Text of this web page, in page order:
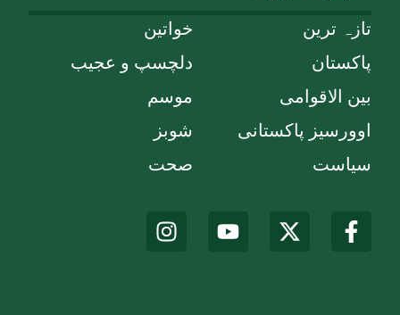
خواتین
دلچسپ و عجیب
موسم
شوبز
صحت
تازہ ترین
پاکستان
بین الاقوامی
اوورسیز پاکستانی
سیاست